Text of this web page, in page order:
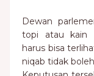
Dewan
topi atau kain
harus bisa
niqab tidak